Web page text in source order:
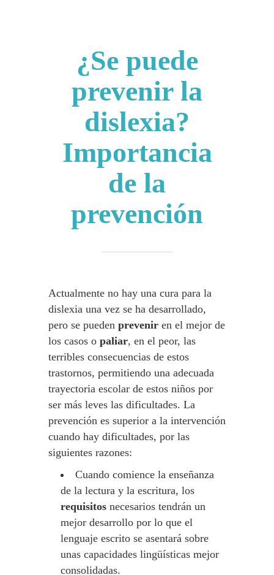
¿Se puede
prevenir la
dislexia?
Importancia
de la
prevención
Actualmente no hay una cura para la
dislexia una vez se ha desarrollado,
pero se pueden prevenir en el mejor de
los casos o paliar, en el peor, las
terribles consecuencias de estos
trastornos, permitiendo una adecuada
trayectoria escolar de estos niños por
ser más leves las dificultades. La
prevención es superior a la intervención
cuando hay dificultades, por las
siguientes razones:
Cuando comience la enseñanza
de la lectura y la escritura, los
requisitos necesarios tendrán un
mejor desarrollo por lo que el
lenguaje escrito se asentará sobre
unas capacidades lingüísticas mejor
consolidadas.